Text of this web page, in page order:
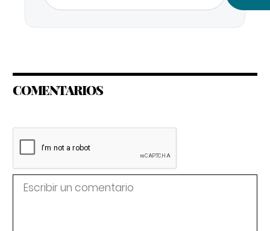
COMENTARIOS